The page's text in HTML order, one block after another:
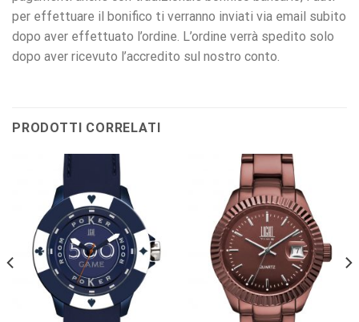
per effettuare il bonifico ti verranno inviati via email subito
dopo aver effettuato l’ordine. L’ordine verrà spedito solo
dopo aver ricevuto l’accredito sul nostro conto.
PRODOTTI CORRELATI